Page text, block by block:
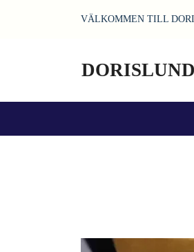
VÄLKOMMEN TILL